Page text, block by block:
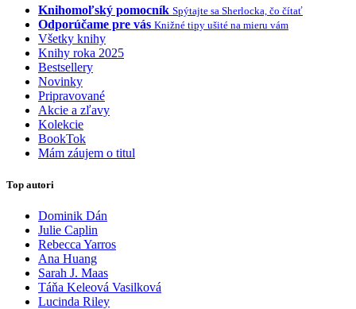
Knihomoľský pomocník Spýtajte sa Sherlocka, čo čítať
Odporúčame pre vás Knižné tipy ušité na mieru vám
Všetky knihy
Knihy roka 2025
Bestsellery
Novinky
Pripravované
Akcie a zľavy
Kolekcie
BookTok
Mám záujem o titul
Top autori
Dominik Dán
Julie Caplin
Rebecca Yarros
Ana Huang
Sarah J. Maas
Táňa Keleová Vasilková
Lucinda Riley